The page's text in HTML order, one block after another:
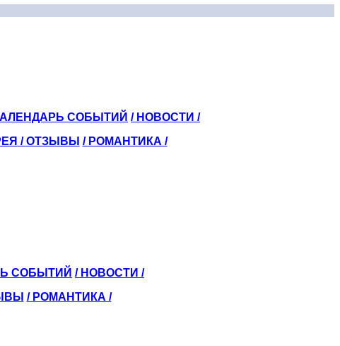
СОБЫТИЙ / НОВОСТИ /
/ОТЗЫВЫ / РОМАНТИКА /
СОБЫТИЙ / НОВОСТИ /
/ РОМАНТИКА /